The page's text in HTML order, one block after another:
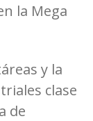
la Mega
y la
clase
de